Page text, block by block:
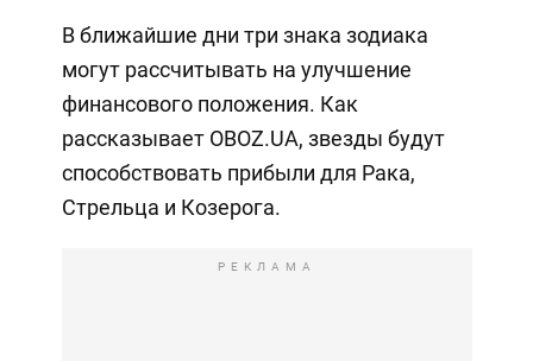
В ближайшие дни три знака зодиака
могут рассчитывать на улучшение
финансового положения. Как
рассказывает OBOZ.UA, звезды будут
способствовать прибыли для Рака,
Стрельца и Козерога.
РЕКЛАМА